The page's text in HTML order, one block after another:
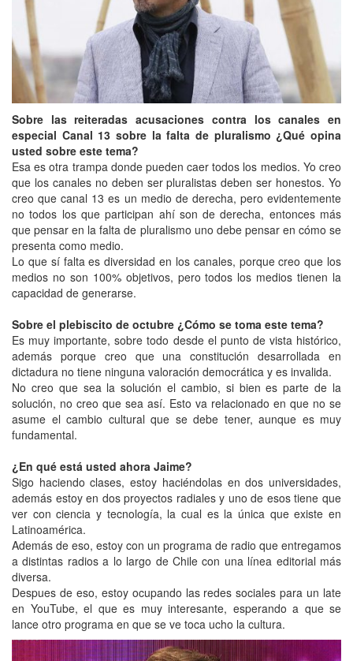
Sobre las reiteradas acusaciones contra los canales en
especial Canal 13 sobre la falta de pluralismo ¿Qué opina
usted sobre este tema?
Esa es otra trampa donde pueden caer todos los medios. Yo creo
que los canales no deben ser pluralistas deben ser honestos. Yo
creo que canal 13 es un medio de derecha, pero evidentemente
no todos los que participan ahí son de derecha, entonces más
que pensar en la falta de pluralismo uno debe pensar en cómo se
presenta como medio.
Lo que sí falta es diversidad en los canales, porque creo que los
medios no son 100% objetivos, pero todos los medios tienen la
capacidad de generarse.
Sobre el plebiscito de octubre ¿Cómo se toma este tema?
Es muy importante, sobre todo desde el punto de vista histórico,
además porque creo que una constitución desarrollada en
dictadura no tiene ninguna valoración democrática y es invalida.
No creo que sea la solución el cambio, si bien es parte de la
solución, no creo que sea así. Esto va relacionado en que no se
asume el cambio cultural que se debe tener, aunque es muy
fundamental.
¿En qué está usted ahora Jaime?
Sigo haciendo clases, estoy haciéndolas en dos universidades,
además estoy en dos proyectos radiales y uno de esos tiene que
ver con ciencia y tecnología, la cual es la única que existe en
Latinoamérica.
Además de eso, estoy con un programa de radio que entregamos
a distintas radios a lo largo de Chile con una línea editorial más
diversa.
Despues de eso, estoy ocupando las redes sociales para un late
en YouTube, el que es muy interesante, esperando a que se
lance otro programa en que se ve toca ucho la cultura.